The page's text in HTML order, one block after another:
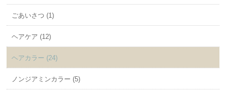
ごあいさつ (1)
ヘアケア (12)
ヘアカラー (24)
ノンジアミンカラー (5)